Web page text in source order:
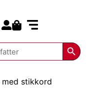
Search
stikkord